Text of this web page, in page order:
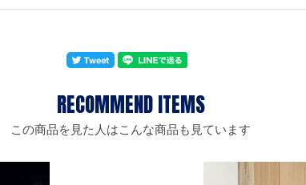
この商品を見た人はこんな商品も見ています